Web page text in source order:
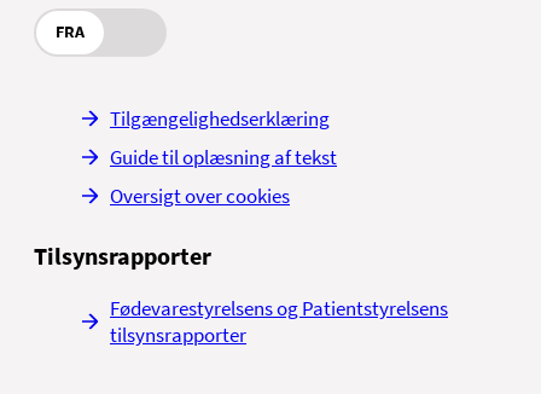
FRA
Tilgængelighedserklæring
Guide til oplæsning af tekst
Oversigt over cookies
Tilsynsrapporter
Fødevarestyrelsens og Patientstyrelsens
tilsynsrapporter